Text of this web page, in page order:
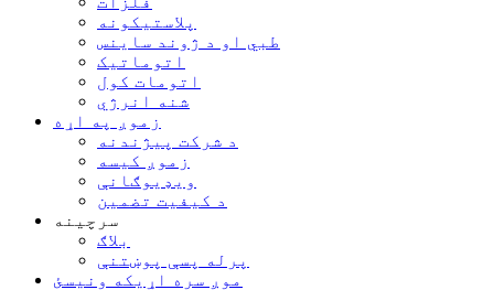
پلاستیکونه
طبي او د ژوند ساینس
اتوماتیک
اتومات کول
شنه انرژي
زموږ په اړه
د شرکت پیژندنه
زموږ کیسه
ویډیوګانې
د کیفیت تضمین
سرچینه
بلاګ
پرله پسې پوښتنې
موږ سره اړیکه ونیسئ